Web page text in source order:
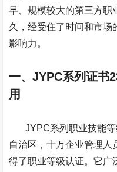
早、规模较大的第三方职
久，经受住了时间和市场
影响力。
一、JYPC系列证书
用
JYPC系列职业技能等
自治区，十万企业管理人
得了职业等级认证。它广